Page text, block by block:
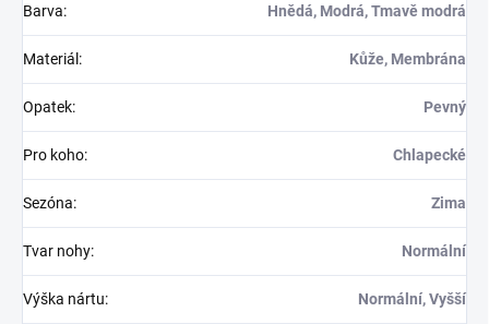
Barva: Hnědá, Modrá, Tmavě modrá
Materiál : Kůže, Membrána
Opatek: Pevný
Pro koho: Chlapecké
Sezóna: Zima
Tvar nohy: Normální
Výška nártu: Normální, Vyšší